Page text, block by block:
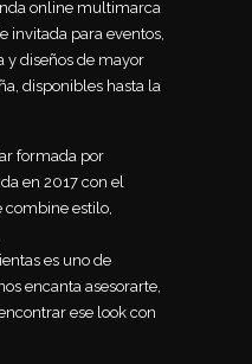
online multimarca
invitada para eventos,
y diseños de mayor
disponibles hasta la
formada por
en 2017 con el
estilo,
es uno de
encanta asesorarte,
ese look con